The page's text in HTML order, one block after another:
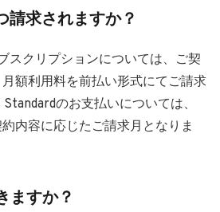
請求されますか？
スクリプションについては、ご契
額利用料を前払い形式にてご請求
のお支払いについては、
内容に応じたご請求月となりま
ますか？